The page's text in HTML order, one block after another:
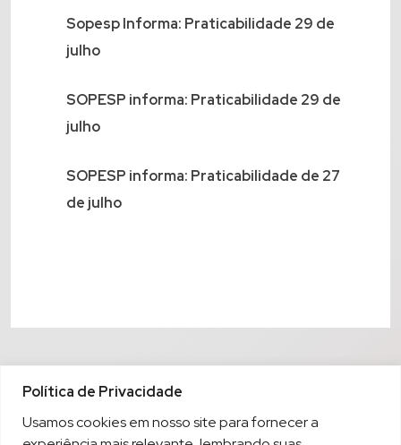
Política de Privacidade
Usamos cookies em nosso site para fornecer a
Sopesp Informa: Praticabilidade 29 de
julho
SOPESP informa: Praticabilidade 29 de
julho
SOPESP informa: Praticabilidade de 27
de julho